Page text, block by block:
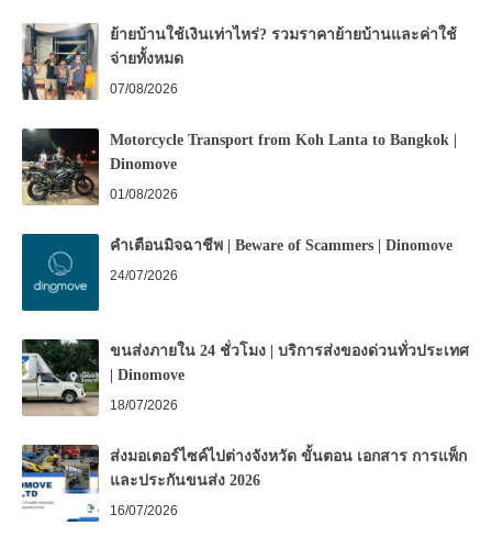
ย้ายบ้านใช้เงินเท่าไหร่? รวมราคาย้ายบ้านและค่าใช้
จ่ายทั้งหมด
07/08/2026
Motorcycle Transport from Koh Lanta to Bangkok |
Dinomove
01/08/2026
คำเตือนมิจฉาชีพ | Beware of Scammers | Dinomove
24/07/2026
ขนส่งภายใน 24 ชั่วโมง | บริการส่งของด่วนทั่วประเทศ
| Dinomove
18/07/2026
ส่งมอเตอร์ไซค์ไปต่างจังหวัด ขั้นตอน เอกสาร การแพ็ก
และประกันขนส่ง 2026
16/07/2026